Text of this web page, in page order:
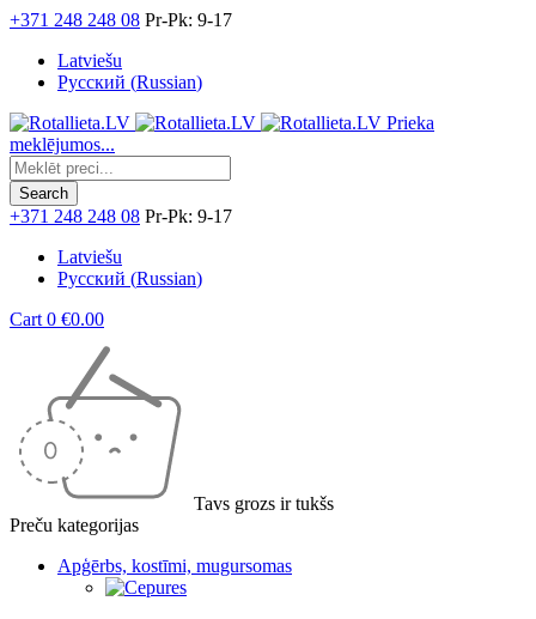
+371 248 248 08 Pr-Pk: 9-17
Latviešu
Русский (Russian)
Prieka
meklējumos...
+371 248 248 08 Pr-Pk: 9-17
Latviešu
Русский (Russian)
Cart 0 €0.00
Tavs grozs ir tukšs
Preču kategorijas
Apģērbs, kostīmi, mugursomas